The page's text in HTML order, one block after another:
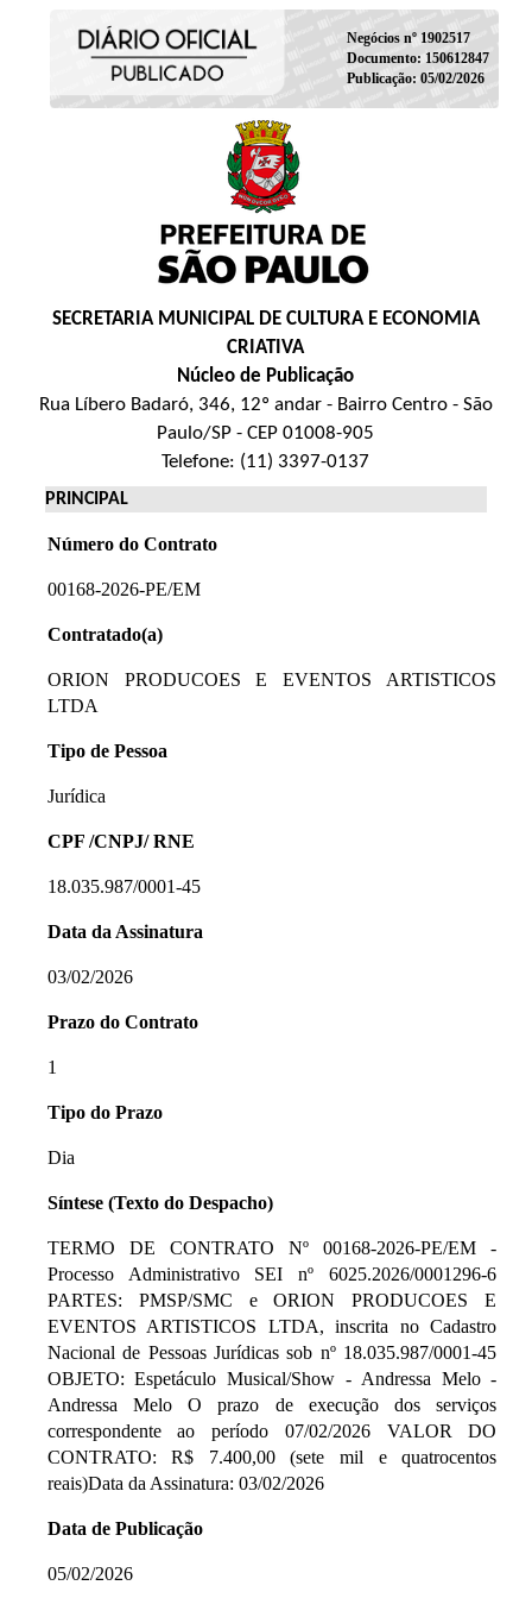
Negócios nº 1902517
Documento: 150612847
Publicação: 05/02/2026
SECRETARIA MUNICIPAL DE CULTURA E ECONOMIA
CRIATIVA
Núcleo de Publicação
Rua Líbero Badaró, 346, 12º andar - Bairro Centro - São
Paulo/SP - CEP 01008-905
Telefone: (11) 3397-0137
PRINCIPAL
Número do Contrato
00168-2026-PE/EM
Contratado(a)
ORION PRODUCOES E EVENTOS ARTISTICOS
LTDA
Tipo de Pessoa
Jurídica
CPF /CNPJ/ RNE
18.035.987/0001-45
Data da Assinatura
03/02/2026
Prazo do Contrato
1
Tipo do Prazo
Dia
Síntese (Texto do Despacho)
TERMO DE CONTRATO Nº 00168-2026-PE/EM -
Processo Administrativo SEI nº 6025.2026/0001296-6
PARTES: PMSP/SMC e ORION PRODUCOES E
EVENTOS ARTISTICOS LTDA, inscrita no Cadastro
Nacional de Pessoas Jurídicas sob nº 18.035.987/0001-45
OBJETO: Espetáculo Musical/Show - Andressa Melo -
Andressa Melo O prazo de execução dos serviços
correspondente ao período 07/02/2026 VALOR DO
CONTRATO: R$ 7.400,00 (sete mil e quatrocentos
reais)Data da Assinatura: 03/02/2026
Data de Publicação
05/02/2026